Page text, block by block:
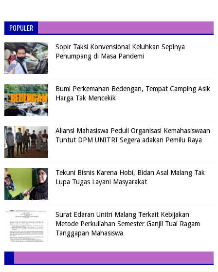
POPULER
Sopir Taksi Konvensional Keluhkan Sepinya
Penumpang di Masa Pandemi
Bumi Perkemahan Bedengan, Tempat Camping Asik
Harga Tak Mencekik
Aliansi Mahasiswa Peduli Organisasi Kemahasiswaan
Tuntut DPM UNITRI Segera adakan Pemilu Raya
Tekuni Bisnis Karena Hobi, Bidan Asal Malang Tak
Lupa Tugas Layani Masyarakat
Surat Edaran Unitri Malang Terkait Kebijakan
Metode Perkuliahan Semester Ganjil Tuai Ragam
Tanggapan Mahasiswa